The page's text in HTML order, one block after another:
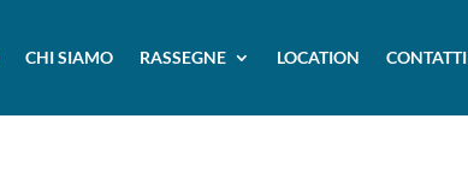
CHI SIAMO RASSEGNE LOCATION CONTATTI